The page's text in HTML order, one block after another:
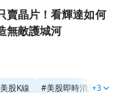
如何用「鈔能力」打
賣晶片！看輝達如何
無敵護城河
美股K線 #美股即時消息 #
+3